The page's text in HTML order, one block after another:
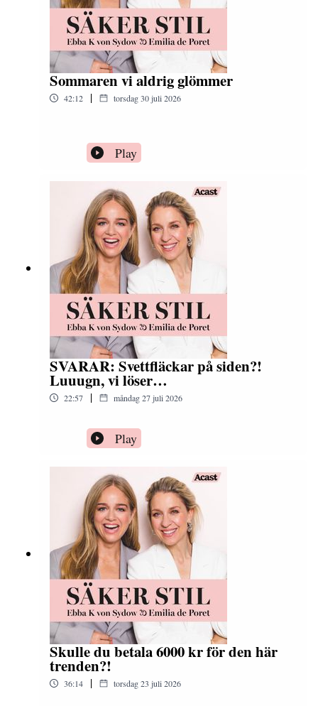
Sommaren vi aldrig glömmer
42:12 | torsdag 30 juli 2026
Play
SVARAR: Svettfläckar på siden?!
Luuugn, vi löser…
22:57 | måndag 27 juli 2026
Play
Skulle du betala 6000 kr för den här
trenden?!
36:14 | torsdag 23 juli 2026